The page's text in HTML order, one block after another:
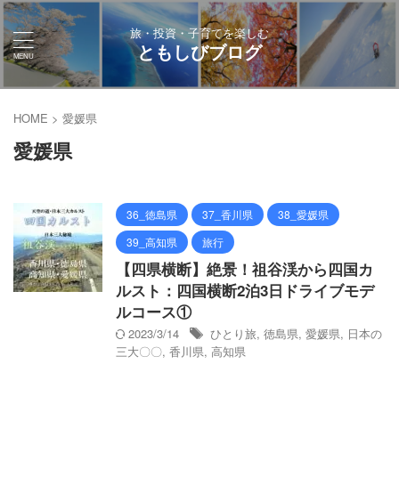
旅・投資・子育てを楽しむ
ともしびブログ
HOME > 愛媛県
愛媛県
36_徳島県 37_香川県
38_愛媛県
39_高知県
旅行
【四県横断】絶景！祖谷渓から四国カ
ルスト：四国横断2泊3日ドライブモデ
ルコース①
2023/3/14 ひとり旅, 徳島県, 愛媛県, 日本の
三大〇〇, 香川県, 高知県